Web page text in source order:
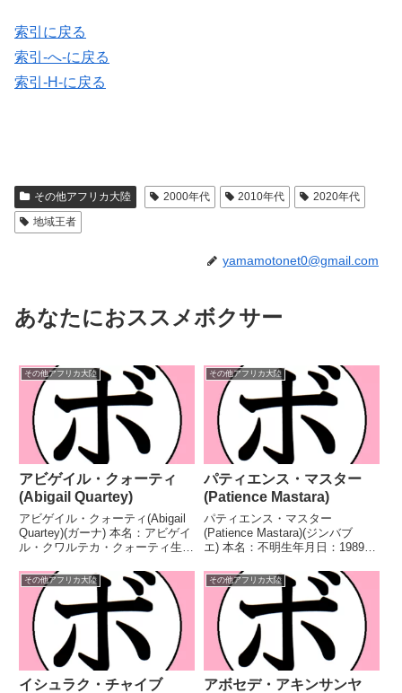
索引に戻る
索引-へ-に戻る
索引-H-に戻る
その他アフリカ大陸 2000年代 2010年代
2020年代
地域王者
yamamotonet0@gmail.com
あなたにおススメボクサー
その他アフリカ大陸
アビゲイル・クォーティ
(Abigail Quartey)
アビゲイル・クォーティ(Abigail
Quartey)(ガーナ) 本名：アビゲイ
ル・クワルテカ・クォーティ生年
11戦10勝(7KO)1敗 【獲得タイト
ル】第16代WIBF世界女子スーパ
ーバンタム級王座 【戦歴】...
その他アフリカ大陸
パティエンス・マスター
(Patience Mastara)
パティエンス・マスター
(Patience Mastara)(ジンバブ
エ) 本名：不明生年月日：1989年
22戦5勝(1KO)12敗4分1無効試
合 【獲得タイトル】ザンビア女
子フェザー級王座 【戦歴】
2006/0...
その他アフリカ大陸
イシュラク・チャイブ
その他アフリカ大陸
アボセデ・アキンサンヤ